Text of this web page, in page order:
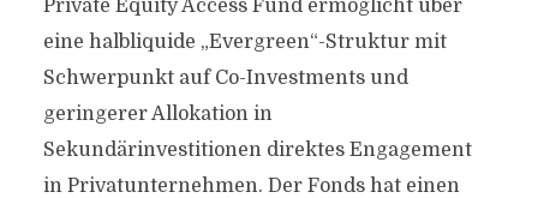
Private Equity Access Fund ermöglicht über
eine halbliquide „Evergreen“-Struktur mit
Schwerpunkt auf Co-Investments und
geringerer Allokation in
Sekundärinvestitionen direktes Engagement
in Privatunternehmen. Der Fonds hat einen